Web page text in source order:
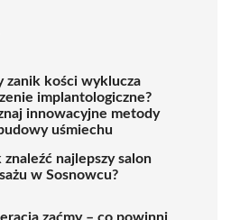
zanik kości wyklucza
implantologiczne?
innowacyjne metody
uśmiechu
znaleźć najlepszy salon
w Sosnowcu?